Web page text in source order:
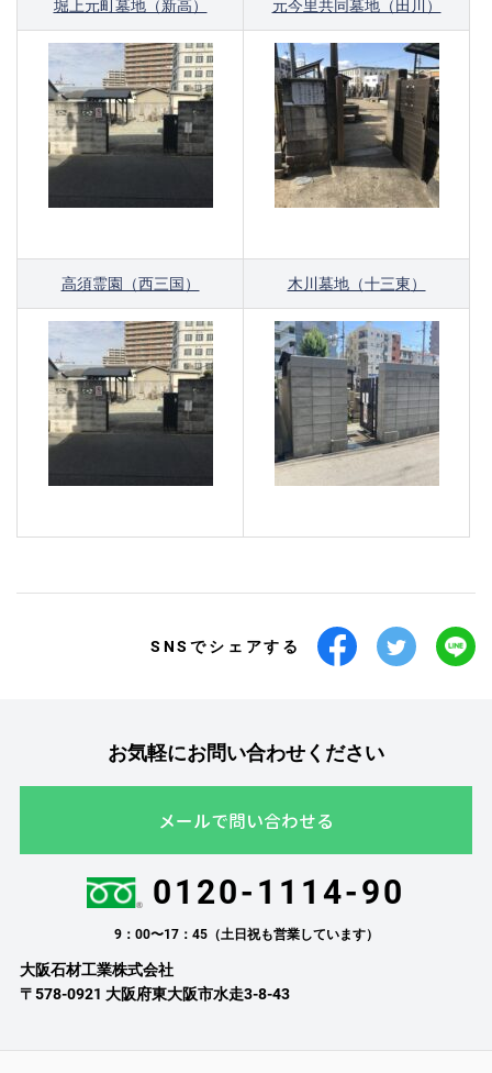
堀上元町墓地（新高） 元今里共同墓地（田川）
高須霊園（西三国） 木川墓地（十三東）
SNSでシェアする
お気軽にお問い合わせください
メールで問い合わせる
0120-1114-90
9：00〜17：45（土日祝も営業しています）
大阪石材工業株式会社
〒578-0921 大阪府東大阪市水走3-8-43